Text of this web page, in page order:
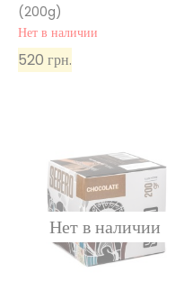
(200g)
Нет в наличии
520 грн.